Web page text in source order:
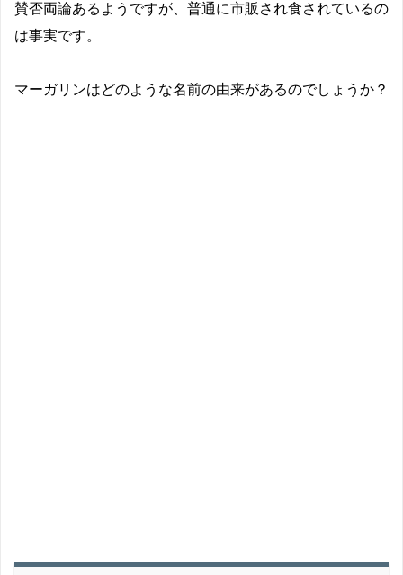
賛否両論あるようですが、普通に市販され食されているの
は事実です。
マーガリンはどのような名前の由来があるのでしょうか？